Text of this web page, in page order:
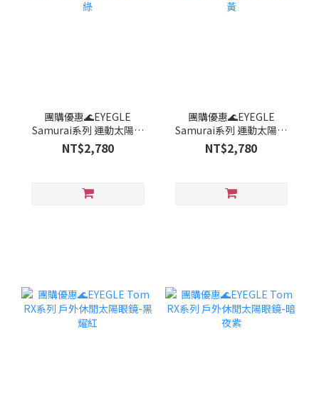
團購優惠🌊EYEGLE
Samurai系列 運動太陽眼
鏡-綠
NT$2,780
團購優惠🌊EYEGLE
Samurai系列 運動太陽眼
鏡-黃
NT$2,780